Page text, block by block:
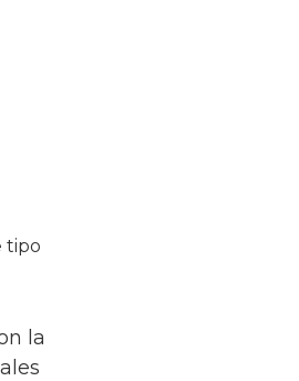
tipo
la